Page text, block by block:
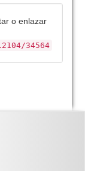
o enlazar
34564